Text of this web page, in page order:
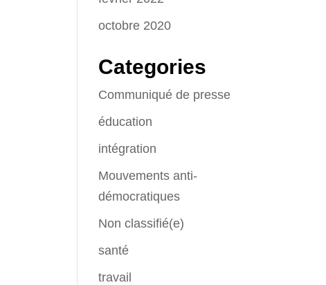
octobre 2020
Categories
Communiqué de presse
éducation
intégration
Mouvements anti-
démocratiques
Non classifié(e)
santé
travail